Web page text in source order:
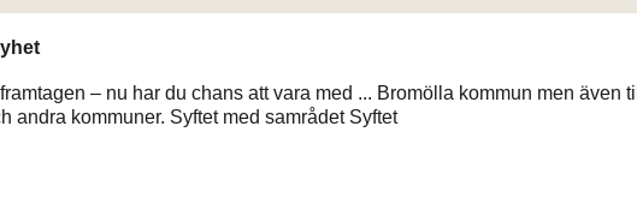
– nu har du chans att vara med ... Bromölla kommun men även till
andra kommuner. Syftet med samrådet Syftet